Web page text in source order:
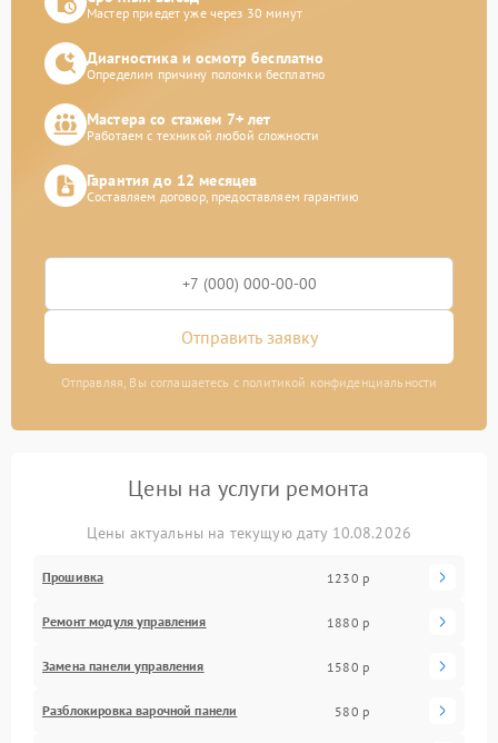
Мастер приедет уже через 30 минут
Диагностика и осмотр бесплатно
Определим причину поломки бесплатно
Мастера со стажем 7+ лет
Работаем с техникой любой сложности
Гарантия до 12 месяцев
Составляем договор, предоставляем гарантию
Отправить заявку
Отправляя, Вы соглашаетесь с политикой конфиденциальности
Цены на услуги ремонта
Цены актуальны на текущую дату 10.08.2026
Прошивка 1230 р
Ремонт модуля управления 1880 р
Замена панели управления 1580 р
Разблокировка варочной панели 580 р